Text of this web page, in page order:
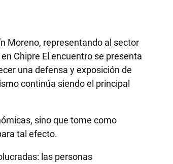
Moreno, representando al sector
Chipre El encuentro se presenta
una defensa y exposición de
continúa siendo el principal
sino que tome como
tal efecto.
las personas